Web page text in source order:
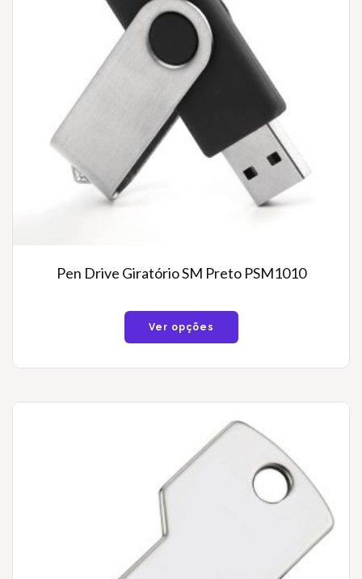
Pen Drive Giratório SM Preto PSM1010
Ver opções